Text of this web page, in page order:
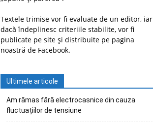
Textele trimise vor fi evaluate de un editor, iar
dacă îndeplinesc criteriile stabilite, vor fi
publicate pe site și distribuite pe pagina
noastră de Facebook.
Ultimele articole
Am rămas fără electrocasnice din cauza
fluctuațiilor de tensiune